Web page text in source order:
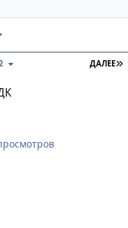
ДАЛЕЕ